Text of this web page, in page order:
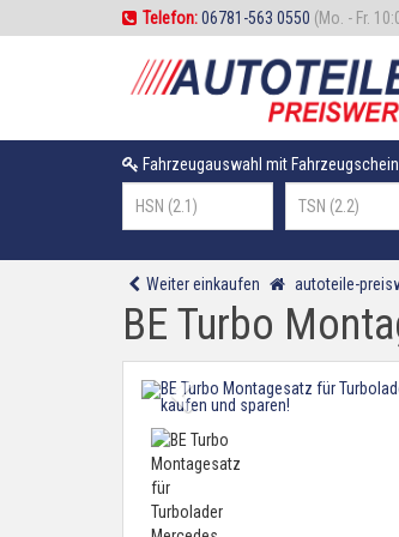
Telefon:06781-563 0550 (Mo. - Fr.
Fahrzeugauswahl mit Fahrzeugschein
Weiter einkaufen autoteile-
BE Turbo